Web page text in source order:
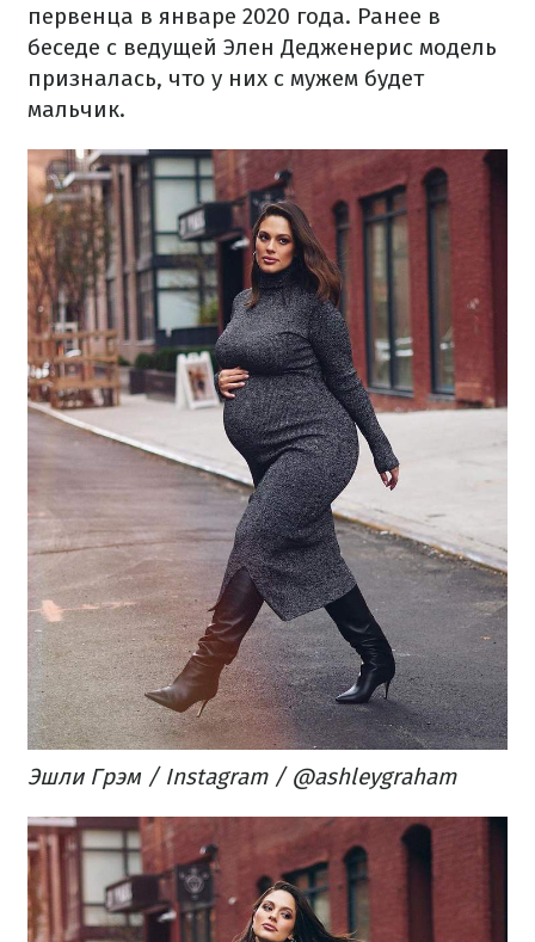
первенца в январе 2020 года. Ранее в
беседе с ведущей Элен Дедженерис модель
призналась, что у них с мужем будет
мальчик.
Эшли Грэм / Instagram / @ashleygraham